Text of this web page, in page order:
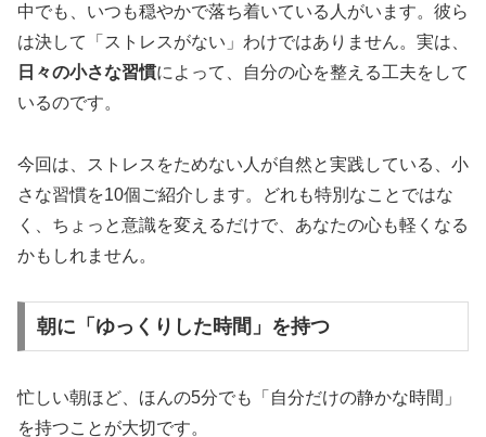
中でも、いつも穏やかで落ち着いている人がいます。彼ら
は決して「ストレスがない」わけではありません。実は、
日々の小さな習慣によって、自分の心を整える工夫をして
いるのです。
今回は、ストレスをためない人が自然と実践している、小
さな習慣を10個ご紹介します。どれも特別なことではな
く、ちょっと意識を変えるだけで、あなたの心も軽くなる
かもしれません。
朝に「ゆっくりした時間」を持つ
忙しい朝ほど、ほんの5分でも「自分だけの静かな時間」
を持つことが大切です。